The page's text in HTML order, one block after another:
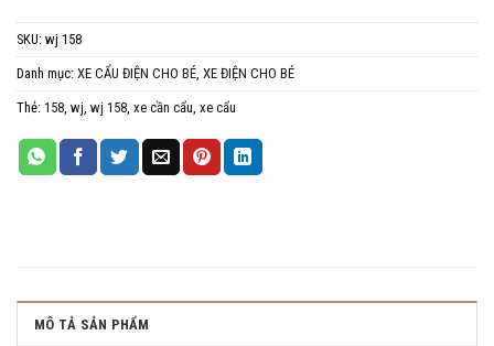
SKU: wj 158
Danh mục: XE CẨU ĐIỆN CHO BÉ, XE ĐIỆN CHO BÉ
Thẻ: 158, wj, wj 158, xe cần cẩu, xe cẩu
MÔ TẢ SẢN PHẨM